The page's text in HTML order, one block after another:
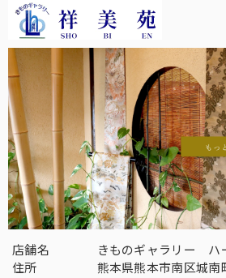
店舗名
きものギャラリー ハ
住所
熊本県熊本市南区城南